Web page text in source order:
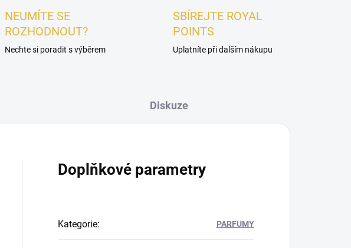
NEUMÍTE SE
ROZHODNOUT?
Nechte si poradit s výběrem
SBÍREJTE ROYAL
POINTS
Uplatníte při dalším nákupu
Diskuze
Doplňkové parametry
Kategorie: PARFUMY